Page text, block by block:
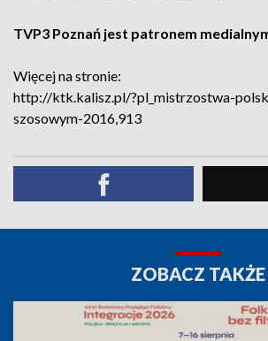
TVP3 Poznań jest patronem
Więcej na stronie:
http://ktk.kalisz.pl/?pl_mistrzostwa-
szosowym-2016,913
ZOBACZ TAKŻE